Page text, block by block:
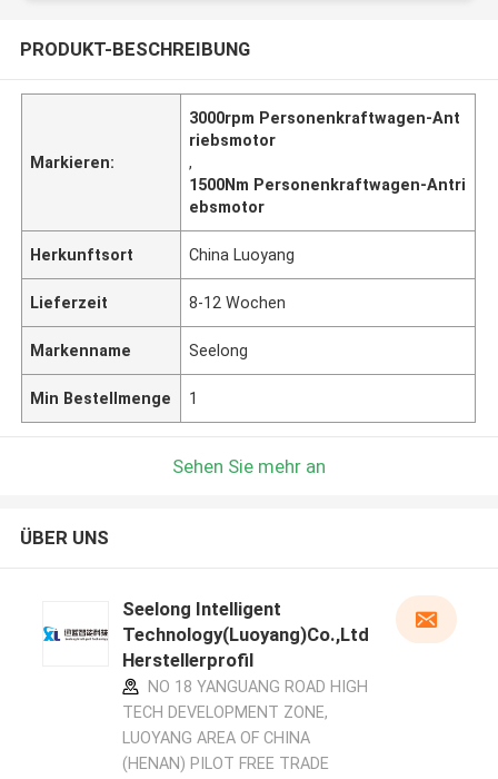
PRODUKT-BESCHREIBUNG
Markieren:
3000rpm Personenkraftwagen-Ant
riebsmotor
,
1500Nm Personenkraftwagen-Antri
ebsmotor
Herkunftsort China Luoyang
Lieferzeit 8-12 Wochen
Markenname Seelong
Min Bestellmenge 1
Sehen Sie mehr an
ÜBER UNS
Seelong Intelligent
Technology(Luoyang)Co.,Ltd
Herstellerprofil
NO 18 YANGUANG ROAD HIGH
TECH DEVELOPMENT ZONE,
LUOYANG AREA OF CHINA
(HENAN) PILOT FREE TRADE